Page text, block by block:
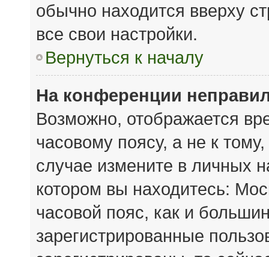
обычно находится вверху
все свои настройки.
Вернуться к началу
На конференции
Возможно, отображается
часовому поясу, а не к
случае измените в личных
котором вы находитесь:
часовой пояс, как и
зарегистрированные